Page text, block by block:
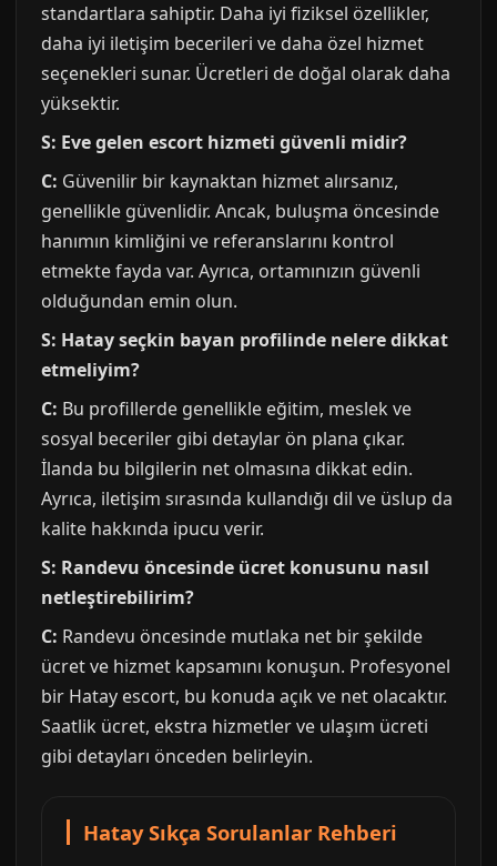
standartlara sahiptir. Daha iyi fiziksel özellikler,
daha iyi iletişim becerileri ve daha özel hizmet
seçenekleri sunar. Ücretleri de doğal olarak daha
yüksektir.
S: Eve gelen escort hizmeti güvenli midir?
C: Güvenilir bir kaynaktan hizmet alırsanız,
genellikle güvenlidir. Ancak, buluşma öncesinde
hanımın kimliğini ve referanslarını kontrol
etmekte fayda var. Ayrıca, ortamınızın güvenli
olduğundan emin olun.
S: Hatay seçkin bayan profilinde nelere dikkat
etmeliyim?
C: Bu profillerde genellikle eğitim, meslek ve
sosyal beceriler gibi detaylar ön plana çıkar.
İlanda bu bilgilerin net olmasına dikkat edin.
Ayrıca, iletişim sırasında kullandığı dil ve üslup da
kalite hakkında ipucu verir.
S: Randevu öncesinde ücret konusunu nasıl
netleştirebilirim?
C: Randevu öncesinde mutlaka net bir şekilde
ücret ve hizmet kapsamını konuşun. Profesyonel
bir Hatay escort, bu konuda açık ve net olacaktır.
Saatlik ücret, ekstra hizmetler ve ulaşım ücreti
gibi detayları önceden belirleyin.
Hatay Sıkça Sorulanlar Rehberi